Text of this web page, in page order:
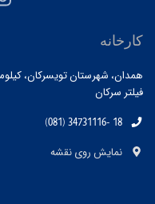
کارخانه
فیلتر سرکان
(081) 34731116- 18
نمایش روی نقشه